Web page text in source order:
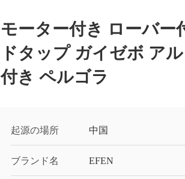
モーター付き ローバー
ドタップ ガイゼボ ア
付き ペルゴラ
起源の場所 中国
ブランド名 EFEN